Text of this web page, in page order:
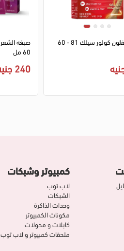
60 مل
240 جنيه
صبغة ريفلون كولور سيلك 81 - 60
كمبيوتر وشبكات
لاب توب
الشبكات
وحدات الذاكرة
مكونات الكمبيوتر
كابلات و محولات
ملحقات كمبيوتر و لاب توب